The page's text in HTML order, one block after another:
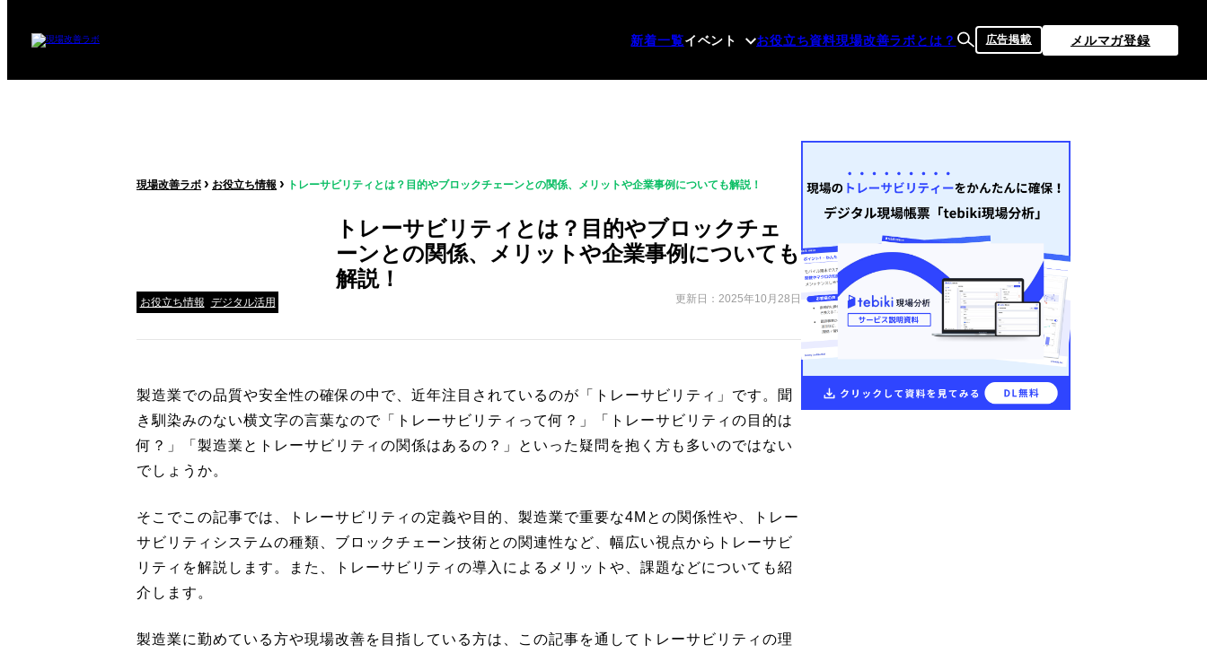
新着一覧イベント お役立ち資料現場改善ラボとは？ 広告掲載 メルマガ登録
現場改善ラボ › お役立ち情報 › トレーサビリティとは？目的やブロックチェーンとの関係、メリットや企業事例についても解説！
トレーサビリティとは？目的やブロックチェ
ーンとの関係、メリットや企業事例についても
解説！
お役立ち情報 デジタル活用 更新日：2025年10月28日
製造業での品質や安全性の確保の中で、近年注目されているのが「トレーサビリティ」です。聞
き馴染みのない横文字の言葉なので「トレーサビリティって何？」「トレーサビリティの目的は
何？」「製造業とトレーサビリティの関係はあるの？」といった疑問を抱く方も多いのではない
でしょうか。
そこでこの記事では、トレーサビリティの定義や目的、製造業で重要な4Mとの関係性や、トレー
サビリティシステムの種類、ブロックチェーン技術との関連性など、幅広い視点からトレーサビ
リティを解説します。また、トレーサビリティの導入によるメリットや、課題などについても紹
介します。
製造業に勤めている方や現場改善を目指している方は、この記事を通してトレーサビリティの理